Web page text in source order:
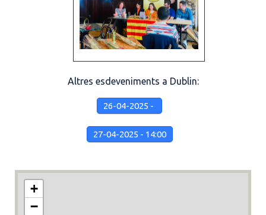
Altres esdeveniments a Dublin:
26-04-2025 -
27-04-2025 - 14:00
+
−